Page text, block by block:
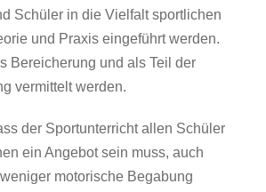
Schüler in die Vielfalt sportlichen
und Praxis eingeführt werden.
Bereicherung und als Teil der
vermittelt werden.
der Sportunterricht allen Schüler
ein Angebot sein muss, auch
motorische Begabung